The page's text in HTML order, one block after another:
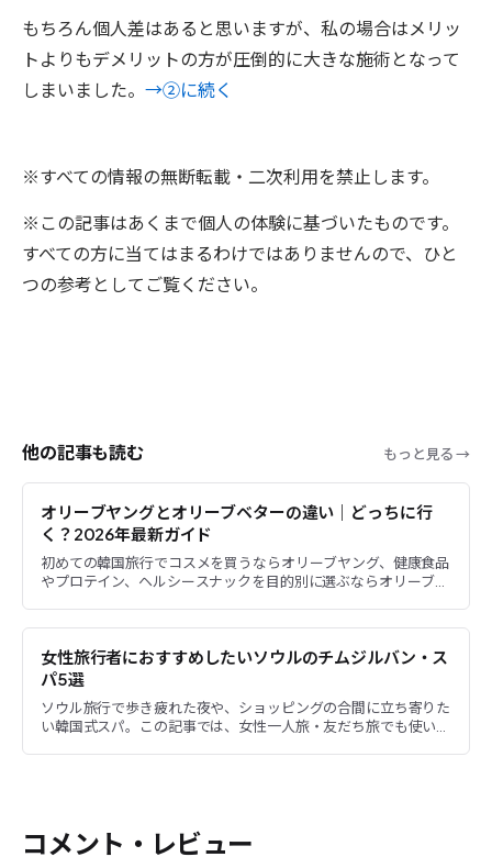
もちろん個人差はあると思いますが、私の場合はメリッ
トよりもデメリットの方が圧倒的に大きな施術となって
しまいました。 →②に続く
※すべての情報の無断転載・二次利用を禁止します。
※この記事はあくまで個人の体験に基づいたものです。
すべての方に当てはまるわけではありませんので、ひと
つの参考としてご覧ください。
他の記事も読む もっと見る →
オリーブヤングとオリーブベターの違い｜どっちに行
く？2026年最新ガイド
初めての韓国旅行でコスメを買うならオリーブヤング、健康食品
やプロテイン、ヘルシースナックを目的別に選ぶならオリーブベ
女性旅行者におすすめしたいソウルのチムジルバン・ス
パ5選
ソウル旅行で歩き疲れた夜や、ショッピングの合間に立ち寄りた
い韓国式スパ。この記事では、女性一人旅・友だち旅でも使いや
コメント・レビュー